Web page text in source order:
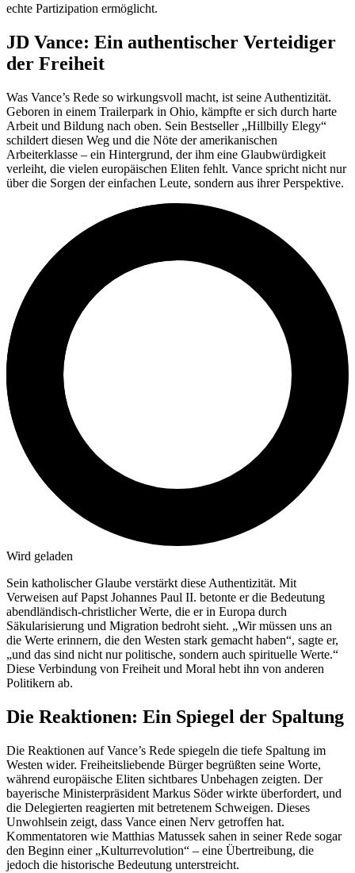
echte Partizipation ermöglicht.
JD Vance: Ein authentischer Verteidiger
der Freiheit
Was Vance’s Rede so wirkungsvoll macht, ist seine Authentizität.
Geboren in einem Trailerpark in Ohio, kämpfte er sich durch harte
Arbeit und Bildung nach oben. Sein Bestseller „Hillbilly Elegy“
schildert diesen Weg und die Nöte der amerikanischen
Arbeiterklasse – ein Hintergrund, der ihm eine Glaubwürdigkeit
verleiht, die vielen europäischen Eliten fehlt. Vance spricht nicht nur
über die Sorgen der einfachen Leute, sondern aus ihrer Perspektive.
Wird geladen
Sein katholischer Glaube verstärkt diese Authentizität. Mit
Verweisen auf Papst Johannes Paul II. betonte er die Bedeutung
abendländisch-christlicher Werte, die er in Europa durch
Säkularisierung und Migration bedroht sieht. „Wir müssen uns an
die Werte erinnern, die den Westen stark gemacht haben“, sagte er,
„und das sind nicht nur politische, sondern auch spirituelle Werte.“
Diese Verbindung von Freiheit und Moral hebt ihn von anderen
Politikern ab.
Die Reaktionen: Ein Spiegel der Spaltung
Die Reaktionen auf Vance’s Rede spiegeln die tiefe Spaltung im
Westen wider. Freiheitsliebende Bürger begrüßten seine Worte,
während europäische Eliten sichtbares Unbehagen zeigten. Der
bayerische Ministerpräsident Markus Söder wirkte überfordert, und
die Delegierten reagierten mit betretenem Schweigen. Dieses
Unwohlsein zeigt, dass Vance einen Nerv getroffen hat.
Kommentatoren wie Matthias Matussek sahen in seiner Rede sogar
den Beginn einer „Kulturrevolution“ – eine Übertreibung, die
jedoch die historische Bedeutung unterstreicht.